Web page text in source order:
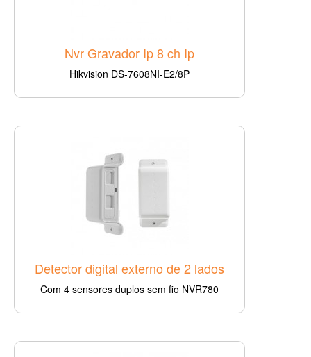
Nvr Gravador Ip 8 ch Ip
Hikvision DS-7608NI-E2/8P
Detector digital externo de 2 lados
Com 4 sensores duplos sem fio NVR780